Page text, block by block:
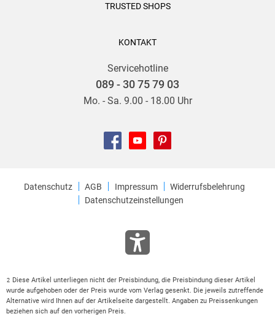
TRUSTED SHOPS
KONTAKT
Servicehotline
089 - 30 75 79 03
Mo. - Sa. 9.00 - 18.00 Uhr
Datenschutz AGB Impressum
Widerrufsbelehrung
Datenschutzeinstellungen
2 Diese Artikel unterliegen nicht der Preisbindung, die Preisbindung dieser Artikel
wurde aufgehoben oder der Preis wurde vom Verlag gesenkt. Die jeweils zutreffende
Alternative wird Ihnen auf der Artikelseite dargestellt. Angaben zu Preissenkungen
beziehen sich auf den vorherigen Preis.